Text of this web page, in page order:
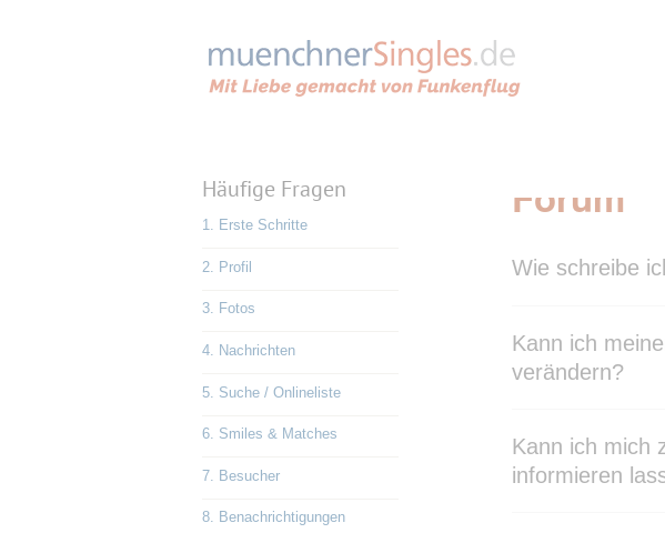
Häufige Fragen
1. Erste Schritte
2. Profil
3. Fotos
4. Nachrichten
5. Suche / Onlineliste
6. Smiles & Matches
7. Besucher
8. Benachrichtigungen